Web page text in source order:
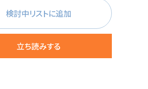
検討中リストに追加
立ち読みする